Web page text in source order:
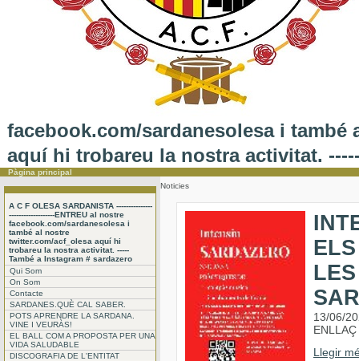
facebook.com/sardanesolesa i també
aquí hi trobareu la nostra activitat.
Pàgina principal
A C F OLESA SARDANISTA ---------------
-------------------ENTREU al nostre
facebook.com/sardanesolesa i
també al nostre
twitter.com/acf_olesa aquí hi
trobareu la nostra activitat. -----
També a Instagram # sardazero
Qui Som
On Som
Contacte
SARDANES.QUÈ CAL SABER.
POTS APRENDRE LA SARDANA.
VINE I VEURÀS!
EL BALL COM A PROPOSTA PER UNA
VIDA SALUDABLE
DISCOGRAFIA DE L'ENTITAT
Noticies
13/06/
Llegir